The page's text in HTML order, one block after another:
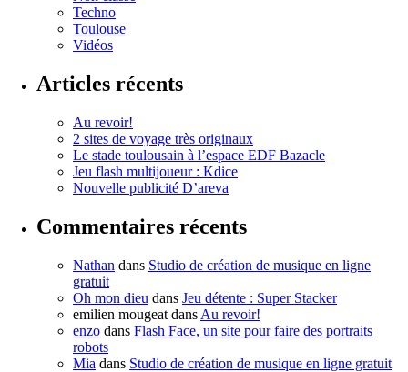
Techno
Toulouse
Vidéos
Articles récents
Au revoir!
2 sites de voyage très originaux
Le stade toulousain à l’espace EDF Bazacle
Jeu flash multijoueur : Kdice
Nouvelle publicité D’areva
Commentaires récents
Nathan dans Studio de création de musique en ligne
gratuit
Oh mon dieu dans Jeu détente : Super Stacker
emilien mougeat dans Au revoir!
enzo dans Flash Face, un site pour faire des portraits
robots
Mia dans Studio de création de musique en ligne gratuit